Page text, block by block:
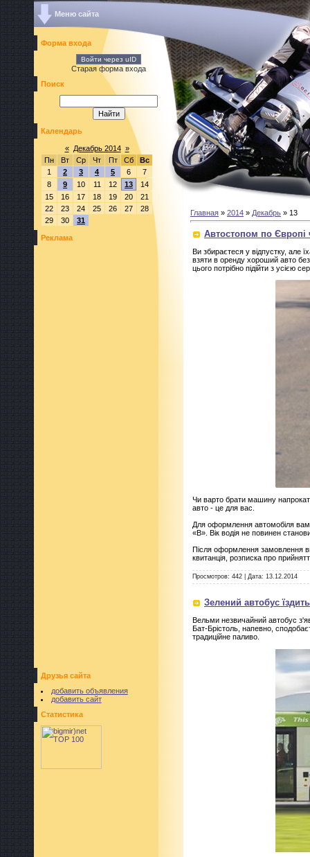
Меню сайта
Форма входа
Войти через uID
Старая форма входа
Поиск
Календарь
« Декабрь 2014 »
Пн
Вт Ср Чт Пт Сб
Вс
1
2 3 4 5 6
7
8
9 10 11 12 13
14
15
16 17 18 19 20
21
22
23 24 25 26 27
28
29
30 31
Реклама
Друзья сайта
добавить объявления
добавить сайт
Статистика
Главная » 2014 » Декабрь » 13
Автостопом по Європі
Ви збираєтеся у відпустку, але
взяти в оренду хороший авто
цього потрібно підійти з усією
Чи варто брати машину
авто - це для вас.
Для оформлення автомобіля вам
«B». Вік водія не повинен
Після оформлення замовлення
квитанція, розписка про
Просмотров: 442 Дата: 13.12.2014
Зелений автобус
Вельми незвичайний автобус
Бат-Брістоль, напевно,
традиційне паливо.